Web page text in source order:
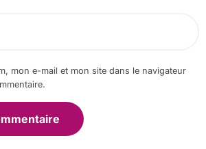
mon e-mail et mon site dans le navigateur